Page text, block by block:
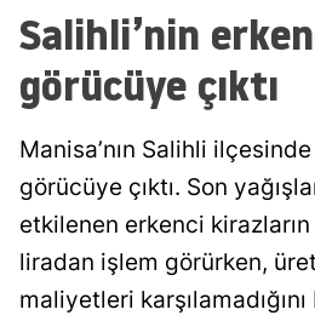
Salihli’nin
görücüye çıktı
Manisa’nın Salihli
görücüye çıktı. Son
etkilenen erkenci
liradan işlem görürken,
maliyetleri